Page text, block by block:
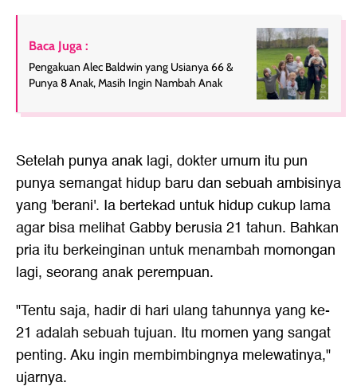
Baca Juga :
Pengakuan Alec Baldwin yang Usianya 66 &
Punya 8 Anak, Masih Ingin Nambah Anak
Setelah punya anak lagi, dokter umum itu pun
punya semangat hidup baru dan sebuah ambisinya
yang 'berani'. Ia bertekad untuk hidup cukup lama
agar bisa melihat Gabby berusia 21 tahun. Bahkan
pria itu berkeinginan untuk menambah momongan
lagi, seorang anak perempuan.
"Tentu saja, hadir di hari ulang tahunnya yang ke-
21 adalah sebuah tujuan. Itu momen yang sangat
penting. Aku ingin membimbingnya melewatinya,"
ujarnya.